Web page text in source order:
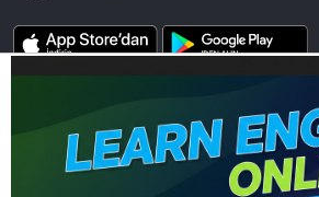
www.sozcu.com.tr internet sitesinde
fotoğrafların her türlü telif hakkı Mega
aittir. İzin alınmadan, kaynak